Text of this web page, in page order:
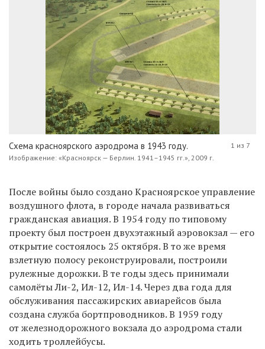
Схема красноярского аэродрома в 1943 году.
Изображение: «Красноярск — Берлин. 1941–1945 гг.», 2009 г.
1 из 7
После войны было создано Красноярское управление
воздушного флота, в городе начала развиваться
гражданская авиация. В 1954 году по типовому
проекту был построен двухэтажный аэровокзал — его
открытие состоялось 25 октября. В то же время
взлетную полосу реконструировали, построили
рулежные дорожки. В те годы здесь принимали
самолёты Ли-2, Ил-12, Ил-14. Через два года для
обслуживания пассажирских авиарейсов была
создана служба бортпроводников. В 1959 году
от железнодорожного вокзала до аэродрома стали
ходить троллейбусы.